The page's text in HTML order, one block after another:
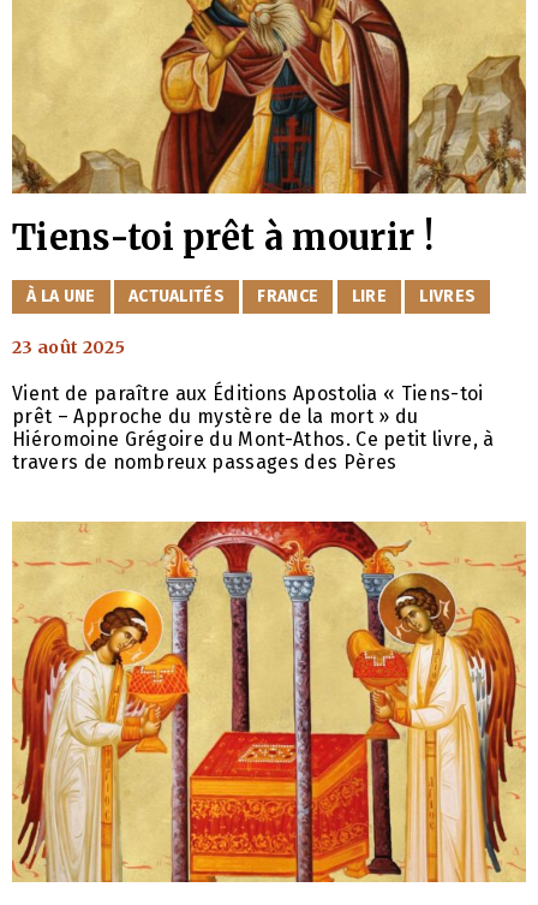
Tiens-toi prêt à mourir !
CATÉGORIES
À LA UNE ACTUALITÉS FRANCE LIRE LIVRES
23 août 2025
Vient de paraître aux Éditions Apostolia « Tiens-toi
prêt – Approche du mystère de la mort » du
Hiéromoine Grégoire du Mont-Athos. Ce petit livre, à
travers de nombreux passages des Pères